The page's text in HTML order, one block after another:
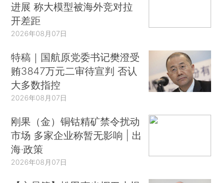
进展 称大模型被海外竞对拉
开差距
2026年08月07日
特稿｜国航原党委书记樊澄受
贿3847万元二审待宣判 否认
大多数指控
2026年08月07日
刚果（金）铜钴精矿禁令扰动
市场 多家企业称暂无影响 | 出
海·政策
2026年08月07日